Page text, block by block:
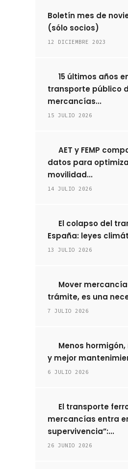
Boletín mes de
(sólo socios)
12 DICIEMBRE 2023
15 últimos años
transporte público
mercancías...
15 JULIO 2026
AET y FEMP
datos para
movilidad...
14 JULIO 2026
El colapso del
España: leyes
13 JULIO 2026
Mover
trámite, es una
7 JULIO 2026
Menos
y mejor
6 JULIO 2026
El transporte
mercancías entra
supervivencia”:...
26 JUNIO 2026